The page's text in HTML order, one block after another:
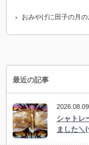
おみやげに田子の月
最近の記事
2026.08.09
シャトレ
ました＼